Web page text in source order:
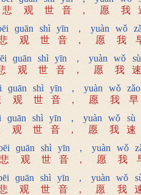
悲
观
世
音
，
愿
我
ɡuān
观
shì
世
yīn
音
，
，
yuàn
愿
wǒ
我
ɡuān
观
shì
世
yīn
音
，
，
yuàn
愿
wǒ
我
sù
速
ɡuān
观
shì
世
yīn
音
，
，
yuàn
愿
wǒ
我
zǎo
早
ɡuān
观
shì
世
yīn
音
，
，
yuàn
愿
wǒ
我
sù
速
悲
ɡuān
观
shì
世
yīn
音
，
，
yuàn
愿
wǒ
我
ɡuān
观
shì
世
yīn
音
，
，
yuàn
愿
wǒ
我